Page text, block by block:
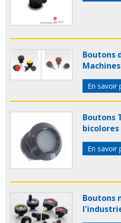
Boutons
Machines
En savoir
Boutons
bicolores
En savoir
Boutons
l'industrie